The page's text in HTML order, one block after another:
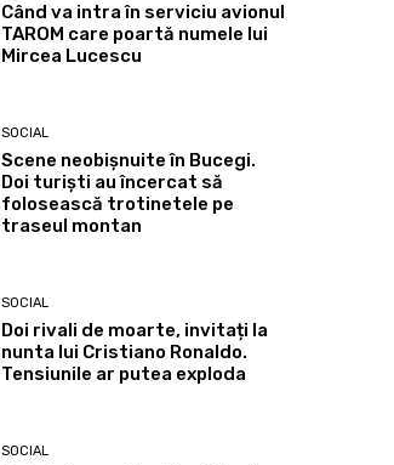
Când va intra în serviciu avionul
TAROM care poartă numele lui
Mircea Lucescu
SOCIAL
Scene neobișnuite în Bucegi.
Doi turiști au încercat să
folosească trotinetele pe
traseul montan
SOCIAL
Doi rivali de moarte, invitați la
nunta lui Cristiano Ronaldo.
Tensiunile ar putea exploda
SOCIAL